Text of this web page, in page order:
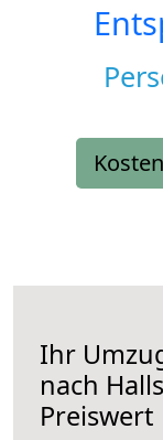
Ihr
nach
Preiswert